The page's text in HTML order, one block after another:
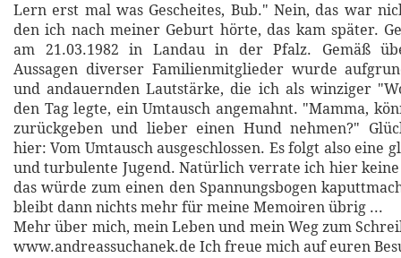
Lern erst mal was Gescheites, Bub." Nein, das war
den ich nach meiner Geburt hörte, das kam später.
am 21.03.1982 in Landau in der Pfalz. Gemäß
Aussagen diverser Familienmitglieder wurde
und andauernden Lautstärke, die ich als winziger
den Tag legte, ein Umtausch angemahnt. "Mamma,
zurückgeben und lieber einen Hund nehmen?"
hier: Vom Umtausch ausgeschlossen. Es folgt also eine
und turbulente Jugend. Natürlich verrate ich hier
das würde zum einen den Spannungsbogen
bleibt dann nichts mehr für meine Memoiren übrig ...
Mehr über mich, mein Leben und mein Weg zum
www.andreassuchanek.de Ich freue mich auf euren